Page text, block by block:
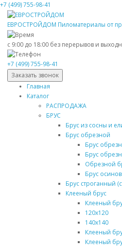
+7 (499) 755-98-41
ЕВРОСТРОЙДОМ Пиломатериалы от
с 9:00 до 18:00 без перерывов и
+7 (499) 755-98-41
Заказать звонок
Главная
Каталог
РАСПРОДАЖА
БРУС
Брус из сосны и
Брус обрезной
Брус
Брус
Обрезной
Брус
Брус строганный
Клееный брус
Клееный
120х120
140х140
Клееный
Клееный